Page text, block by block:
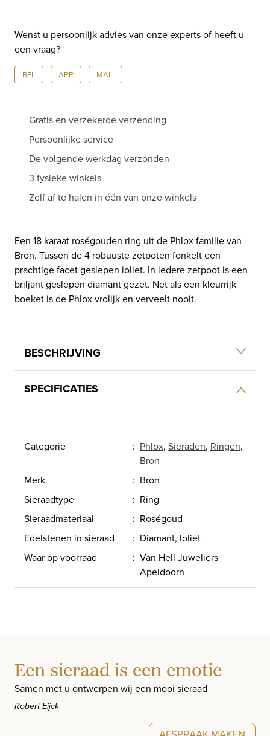
en
diamant
8RR4531IOBR
aantal
Wenst u persoonlijk advies van onze experts of heeft u
een vraag?
BEL APP MAIL
Gratis en verzekerde verzending
Persoonlijke service
De volgende werkdag verzonden
3 fysieke winkels
Zelf af te halen in één van onze winkels
Een 18 karaat roségouden ring uit de Phlox familie van
Bron. Tussen de 4 robuuste zetpoten fonkelt een
prachtige facet geslepen ioliet. In iedere zetpoot is een
briljant geslepen diamant gezet. Net als een kleurrijk
boeket is de Phlox vrolijk en verveelt nooit.
BESCHRIJVING
SPECIFICATIES
Categorie : Phlox, Sieraden, Ringen,
Bron
Merk
: Bron
Sieraadtype
: Ring
Sieraadmateriaal
: Roségoud
Edelstenen in sieraad
: Diamant, Ioliet
Waar op voorraad
: Van Hell Juweliers
Apeldoorn
Een sieraad is een emotie
Samen met u ontwerpen wij een mooi sieraad
Robert Eijck